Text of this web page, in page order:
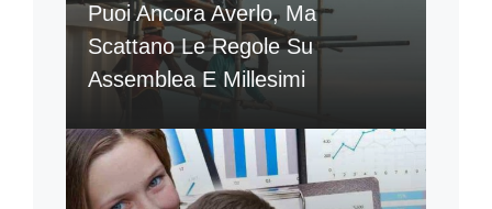
Puoi Ancora Averlo, Ma
Scattano Le Regole Su
Assemblea E Millesimi